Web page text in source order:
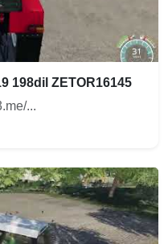
198dil ZETOR16145
...